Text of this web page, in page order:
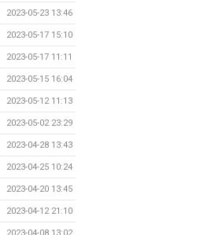
2023-05-23 13:46
2023-05-17 15:10
2023-05-17 11:11
2023-05-15 16:04
2023-05-12 11:13
2023-05-02 23:29
2023-04-28 13:43
2023-04-25 10:24
2023-04-20 13:45
2023-04-12 21:10